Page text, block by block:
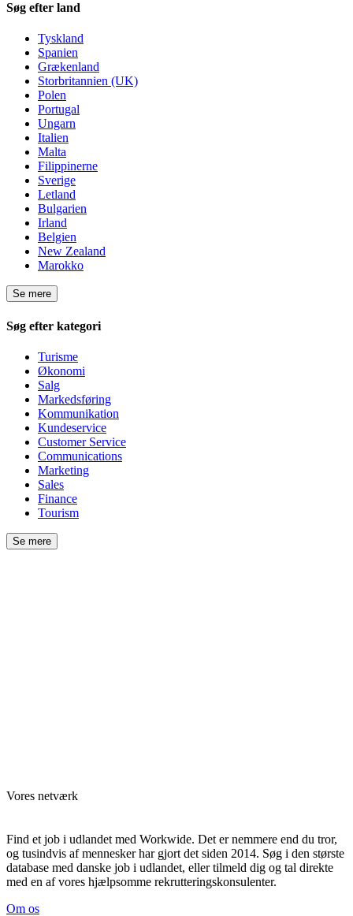
Søg efter land
Tyskland
Spanien
Grækenland
Storbritannien (UK)
Polen
Portugal
Ungarn
Italien
Malta
Filippinerne
Sverige
Letland
Bulgarien
Irland
Belgien
New Zealand
Marokko
Se mere
Søg efter kategori
Turisme
Økonomi
Salg
Markedsføring
Kommunikation
Kundeservice
Customer Service
Communications
Marketing
Sales
Finance
Tourism
Se mere
Vores netværk
Find et job i udlandet med Workwide. Det er nemmere end du tror,
og tusindvis af mennesker har gjort det siden 2014. Søg i den største
database med danske job i udlandet, eller tilmeld dig og tal direkte
med en af vores hjælpsomme rekrutteringskonsulenter.
Om os